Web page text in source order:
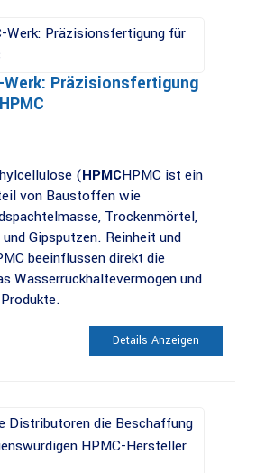
Werk: Präzisionsfertigung
(HPMCHPMC ist ein
von Baustoffen wie
Trockenmörtel,
Gipsputzen. Reinheit und
beeinflussen direkt die
Wasserrückhaltevermögen und
Details Anzeigen